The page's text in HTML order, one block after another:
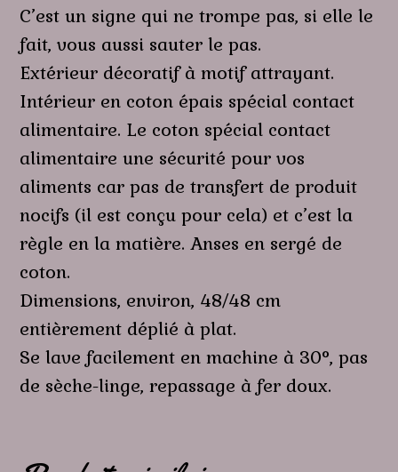
C’est un signe qui ne trompe pas, si elle le
fait, vous aussi sauter le pas.
Extérieur décoratif à motif attrayant.
Intérieur en coton épais spécial contact
alimentaire. Le coton spécial contact
alimentaire une sécurité pour vos
aliments car pas de transfert de produit
nocifs (il est conçu pour cela) et c’est la
règle en la matière. Anses en sergé de
coton.
Dimensions, environ, 48/48 cm
entièrement déplié à plat.
Se lave facilement en machine à 30°, pas
de sèche-linge, repassage à fer doux.